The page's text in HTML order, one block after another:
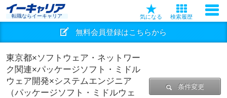
転職ならイーキャリア 気になる 検索履歴
無料会員登録はこちらから
東京都×ソフトウェア・ネットワー
ク関連×パッケージソフト・ミドル
ウェア開発×システムエンジニア
（パッケージソフト・ミドルウェ
条件変更